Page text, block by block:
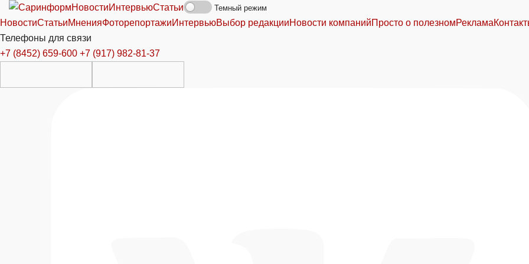
НовостиИнтервьюСтатьи Темный режим
НовостиСтатьиМненияФоторепортажиИнтервьюВыбор редакцииНовости компанийПросто о полезномРеклама
Телефоны для связи
+7 (8452) 659-600 +7 (917) 982-81-37